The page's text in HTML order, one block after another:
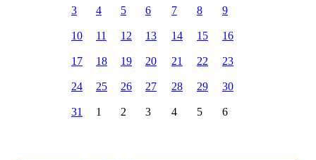
3 4 5 6 7 8 9
10 11 12 13 14 15 16
17 18 19 20 21 22 23
24 25 26 27 28 29 30
31 1 2 3 4 5 6